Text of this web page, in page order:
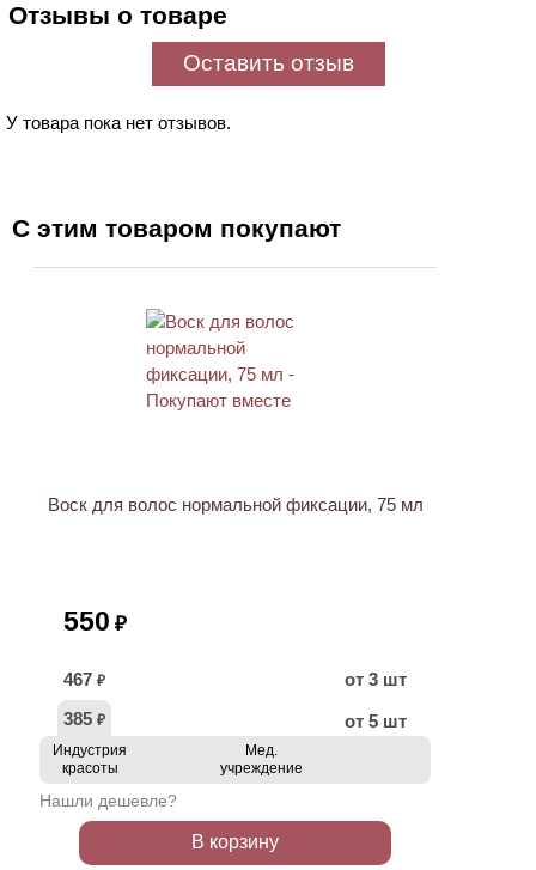
Отзывы о товаре
Оставить отзыв
У товара пока нет отзывов.
С этим товаром покупают
Воск для волос нормальной фиксации, 75 мл
550 ₽
467 ₽
от 3 шт
385 ₽ от 5 шт
Индустрия
красоты
Мед.
учреждение
Нашли дешевле?
В корзину